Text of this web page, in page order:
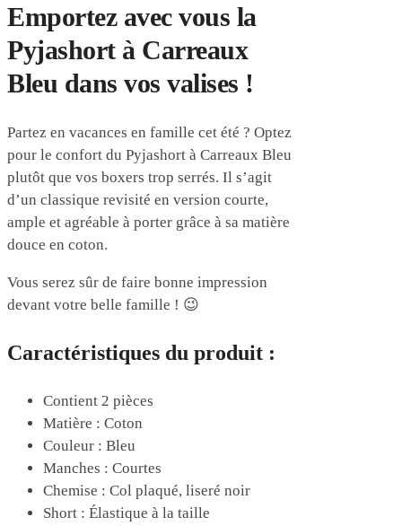
Emportez avec vous la
Pyjashort à Carreaux
Bleu dans vos valises !
Partez en vacances en famille cet été ? Optez
pour le confort du Pyjashort à Carreaux Bleu
plutôt que vos boxers trop serrés. Il s’agit
d’un classique revisité en version courte,
ample et agréable à porter grâce à sa matière
douce en coton.
Vous serez sûr de faire bonne impression
devant votre belle famille ! 😉
Caractéristiques du produit :
Contient 2 pièces
Matière : Coton
Couleur : Bleu
Manches : Courtes
Chemise : Col plaqué, liseré noir
Short : Élastique à la taille